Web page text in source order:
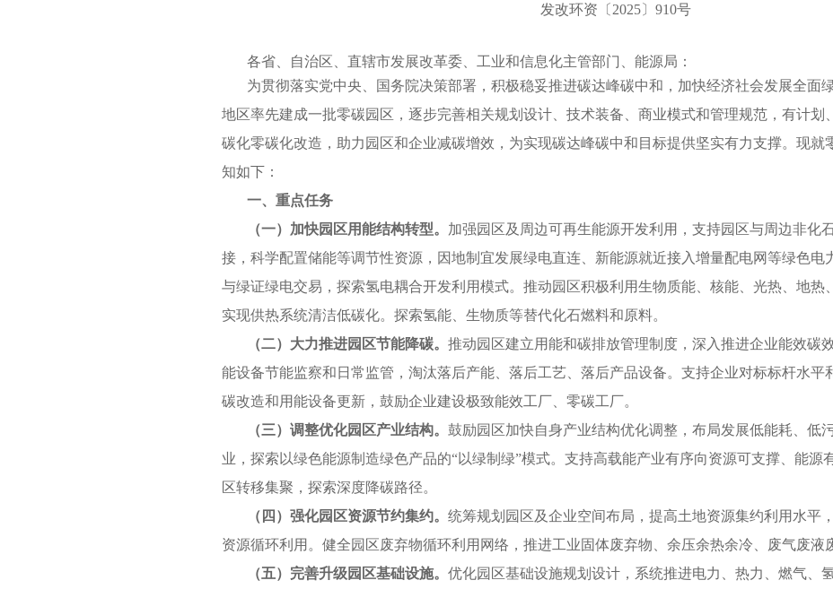
发改环资〔2025〕910号
各省、自治区、直辖市发展改革委、工业和信息化主管部门、能源局：
为贯彻落实党中央、国务院决策部署，积极稳妥推进碳达峰碳中和，加快经济社会发展全面
地区率先建成一批零碳园区，逐步完善相关规划设计、技术装备、商业模式和管理规范，有计划
碳化零碳化改造，助力园区和企业减碳增效，为实现碳达峰碳中和目标提供坚实有力支撑。现就
知如下：
一、重点任务
（一）加快园区用能结构转型。 加强园区及周边可再生能源开发利用，支持园区与周边非化
接，科学配置储能等调节性资源，因地制宜发展绿电直连、新能源就近接入增量配电网等绿色电
与绿证绿电交易，探索氢电耦合开发利用模式。推动园区积极利用生物质能、核能、光热、地热
实现供热系统清洁低碳化。探索氢能、生物质等替代化石燃料和原料。
（二）大力推进园区节能降碳。 推动园区建立用能和碳排放管理制度，深入推进企业能效碳
能设备节能监察和日常监管，淘汰落后产能、落后工艺、落后产品设备。支持企业对标标杆水平
碳改造和用能设备更新，鼓励企业建设极致能效工厂、零碳工厂。
（三）调整优化园区产业结构。 鼓励园区加快自身产业结构优化调整，布局发展低能耗、低
业，探索以绿色能源制造绿色产品的“以绿制绿”模式。支持高载能产业有序向资源可支撑、能源
区转移集聚，探索深度降碳路径。
（四）强化园区资源节约集约。 统筹规划园区及企业空间布局，提高土地资源集约利用水平
资源循环利用。健全园区废弃物循环利用网络，推进工业固体废弃物、余压余热余冷、废气废液
（五）完善升级园区基础设施。 优化园区基础设施规划设计，系统推进电力、热力、燃气、